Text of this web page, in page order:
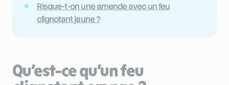
Risque-t-on une amende avec un feu
clignotant jaune ?
Qu’est-ce qu’un feu